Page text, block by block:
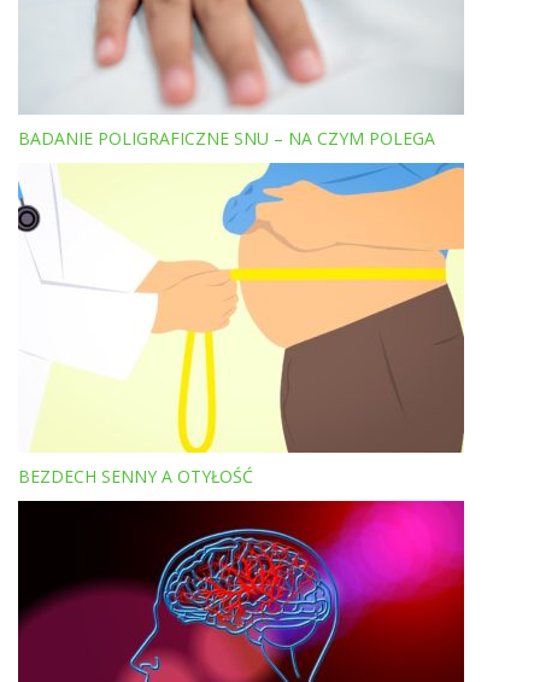
BADANIE POLIGRAFICZNE SNU – NA CZYM POLEGA
BEZDECH SENNY A OTYŁOŚĆ